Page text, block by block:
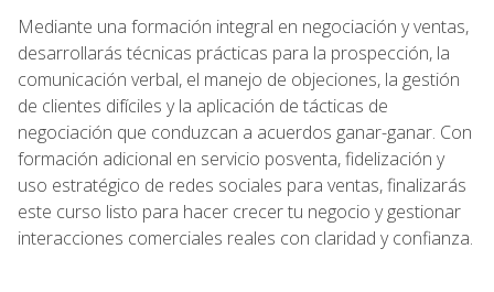
Mediante una formación integral en negociación y ventas,
desarrollarás técnicas prácticas para la prospección, la
comunicación verbal, el manejo de objeciones, la gestión
de clientes difíciles y la aplicación de tácticas de
negociación que conduzcan a acuerdos ganar-ganar. Con
formación adicional en servicio posventa, fidelización y
uso estratégico de redes sociales para ventas, finalizarás
este curso listo para hacer crecer tu negocio y gestionar
interacciones comerciales reales con claridad y confianza.